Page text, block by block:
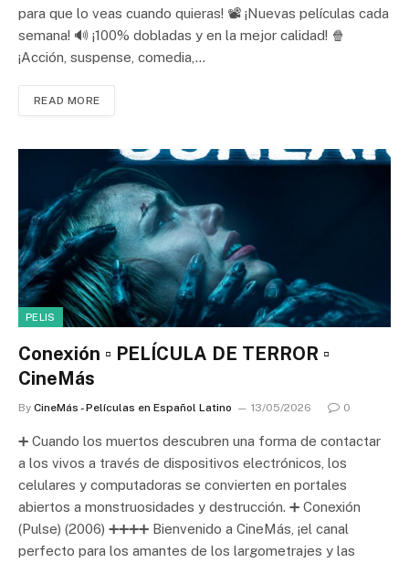
para que lo veas cuando quieras! 📽️ ¡Nuevas películas cada
semana! 🔊 ¡100% dobladas y en la mejor calidad! 🍿
¡Acción, suspense, comedia,…
READ MORE
PELIS
Conexión ▫️ PELÍCULA DE TERROR ▫️
CineMás
By CineMás - Películas en Español Latino 13/05/2026 0
➕ Cuando los muertos descubren una forma de contactar
a los vivos a través de dispositivos electrónicos, los
celulares y computadoras se convierten en portales
abiertos a monstruosidades y destrucción. ➕ Conexión
(Pulse) (2006) ➕➕➕➕ Bienvenido a CineMás, ¡el canal
perfecto para los amantes de los largometrajes y las